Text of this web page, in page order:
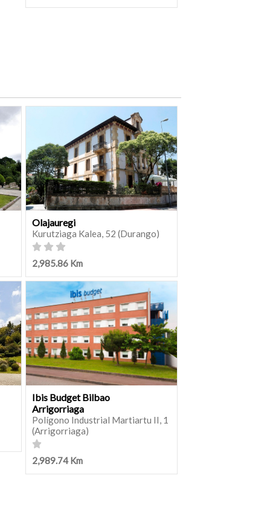
Olajauregi
Kurutziaga Kalea, 52 (Durango)
2,985.86 Km
Ibis Budget Bilbao
Arrigorriaga
Polígono Industrial Martiartu II, 1
(Arrigorriaga)
2,989.74 Km